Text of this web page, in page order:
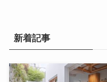
新着記事